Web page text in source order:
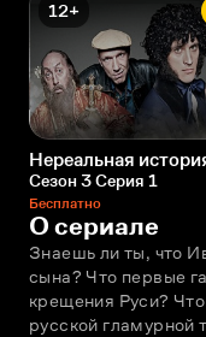
12+
Нереальная
Сезон 3 Серия 1
Бесплатно
О сериале
Знаешь ли ты, что
сына? Что первые
крещения Руси?
русской гламурной